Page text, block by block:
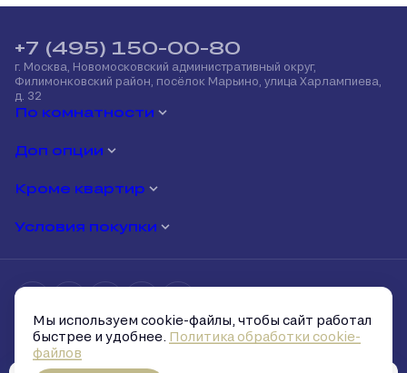
По комнатности
Доп опции
Кроме квартир
Условия покупки
+7 (495) 150-00-80
г. Москва, Новомосковский административный округ,
Филимонковский район, посёлок Марьино, улица Харлампиева,
д. 32
Политика обработки персональных данных
Политика обработки cookie-файлов
Условия и запреты на распространение персональных данных
Мы используем cookie-файлы, чтобы сайт работал
быстрее и удобнее. Политика обработки cookie-
файлов